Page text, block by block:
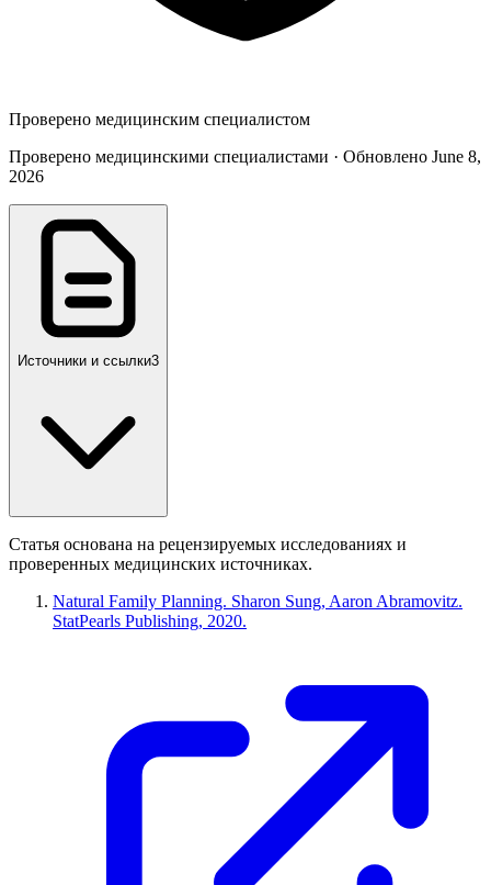
Проверено медицинским специалистом
Проверено медицинскими специалистами · Обновлено June 8,
2026
Источники и ссылки3
Статья основана на рецензируемых исследованиях и
проверенных медицинских источниках.
Natural Family Planning. Sharon Sung, Aaron Abramovitz.
StatPearls Publishing, 2020.